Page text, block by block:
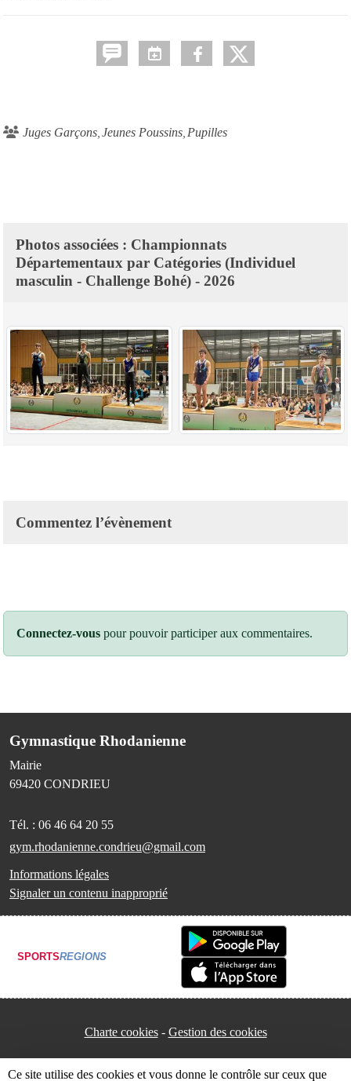
Juges Garçons Jeunes Poussins Pupilles
Photos associées : Championnats
Départementaux par Catégories (Individuel
masculin - Challenge Bohé) - 2026
Commentez l’évènement
Connectez-vous pour pouvoir participer aux commentaires.
Gymnastique Rhodanienne
Mairie
69420 CONDRIEU
Tél. : 06 46 64 20 55
gym.rhodanienne.condrieu@gmail.com
Informations légales
Signaler un contenu inapproprié
SPORTSREGIONS
Charte cookies Gestion des cookies
Ce site utilise des cookies et vous donne le contrôle sur ceux que